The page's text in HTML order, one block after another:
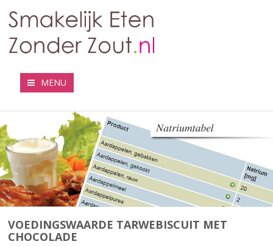
MENU
VOEDINGSWAARDE TARWEBISCUIT MET
CHOCOLADE